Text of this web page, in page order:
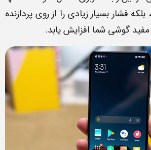
فشار بسیار زیادی را از روی پردازنده
گوشی شما افزایش یابد.